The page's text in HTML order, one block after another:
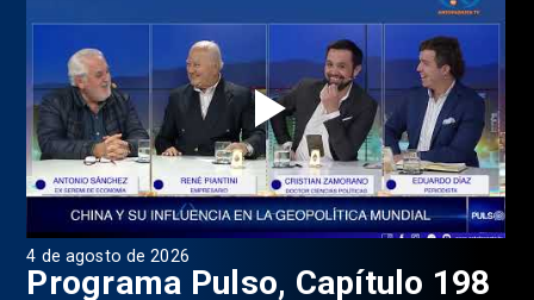
4 de agosto de 2026
Programa Pulso, Capítulo 198